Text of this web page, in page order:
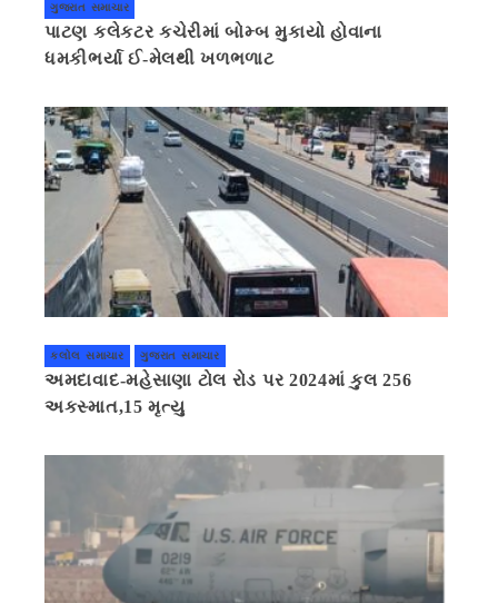
ગુજરાત સમાચાર
પાટણ કલેકટર કચેરીમાં બોમ્બ મુકાયો હોવાના
ધમકીભર્યા ઈ-મેલથી ખળભળાટ
કલોલ સમાચાર ગુજરાત સમાચાર
અમદાવાદ-મહેસાણા ટોલ રોડ પર 2024માં કુલ 256
અકસ્માત,15 મૃત્યુ